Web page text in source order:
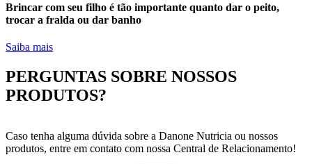
Brincar com seu filho é tão importante quanto dar o peito,
trocar a fralda ou dar banho
Saiba mais
PERGUNTAS SOBRE NOSSOS
PRODUTOS?
Caso tenha alguma dúvida sobre a Danone Nutricia ou nossos
produtos, entre em contato com nossa Central de Relacionamento!